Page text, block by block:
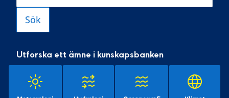
Utforska ett ämne i kunskapsbanken